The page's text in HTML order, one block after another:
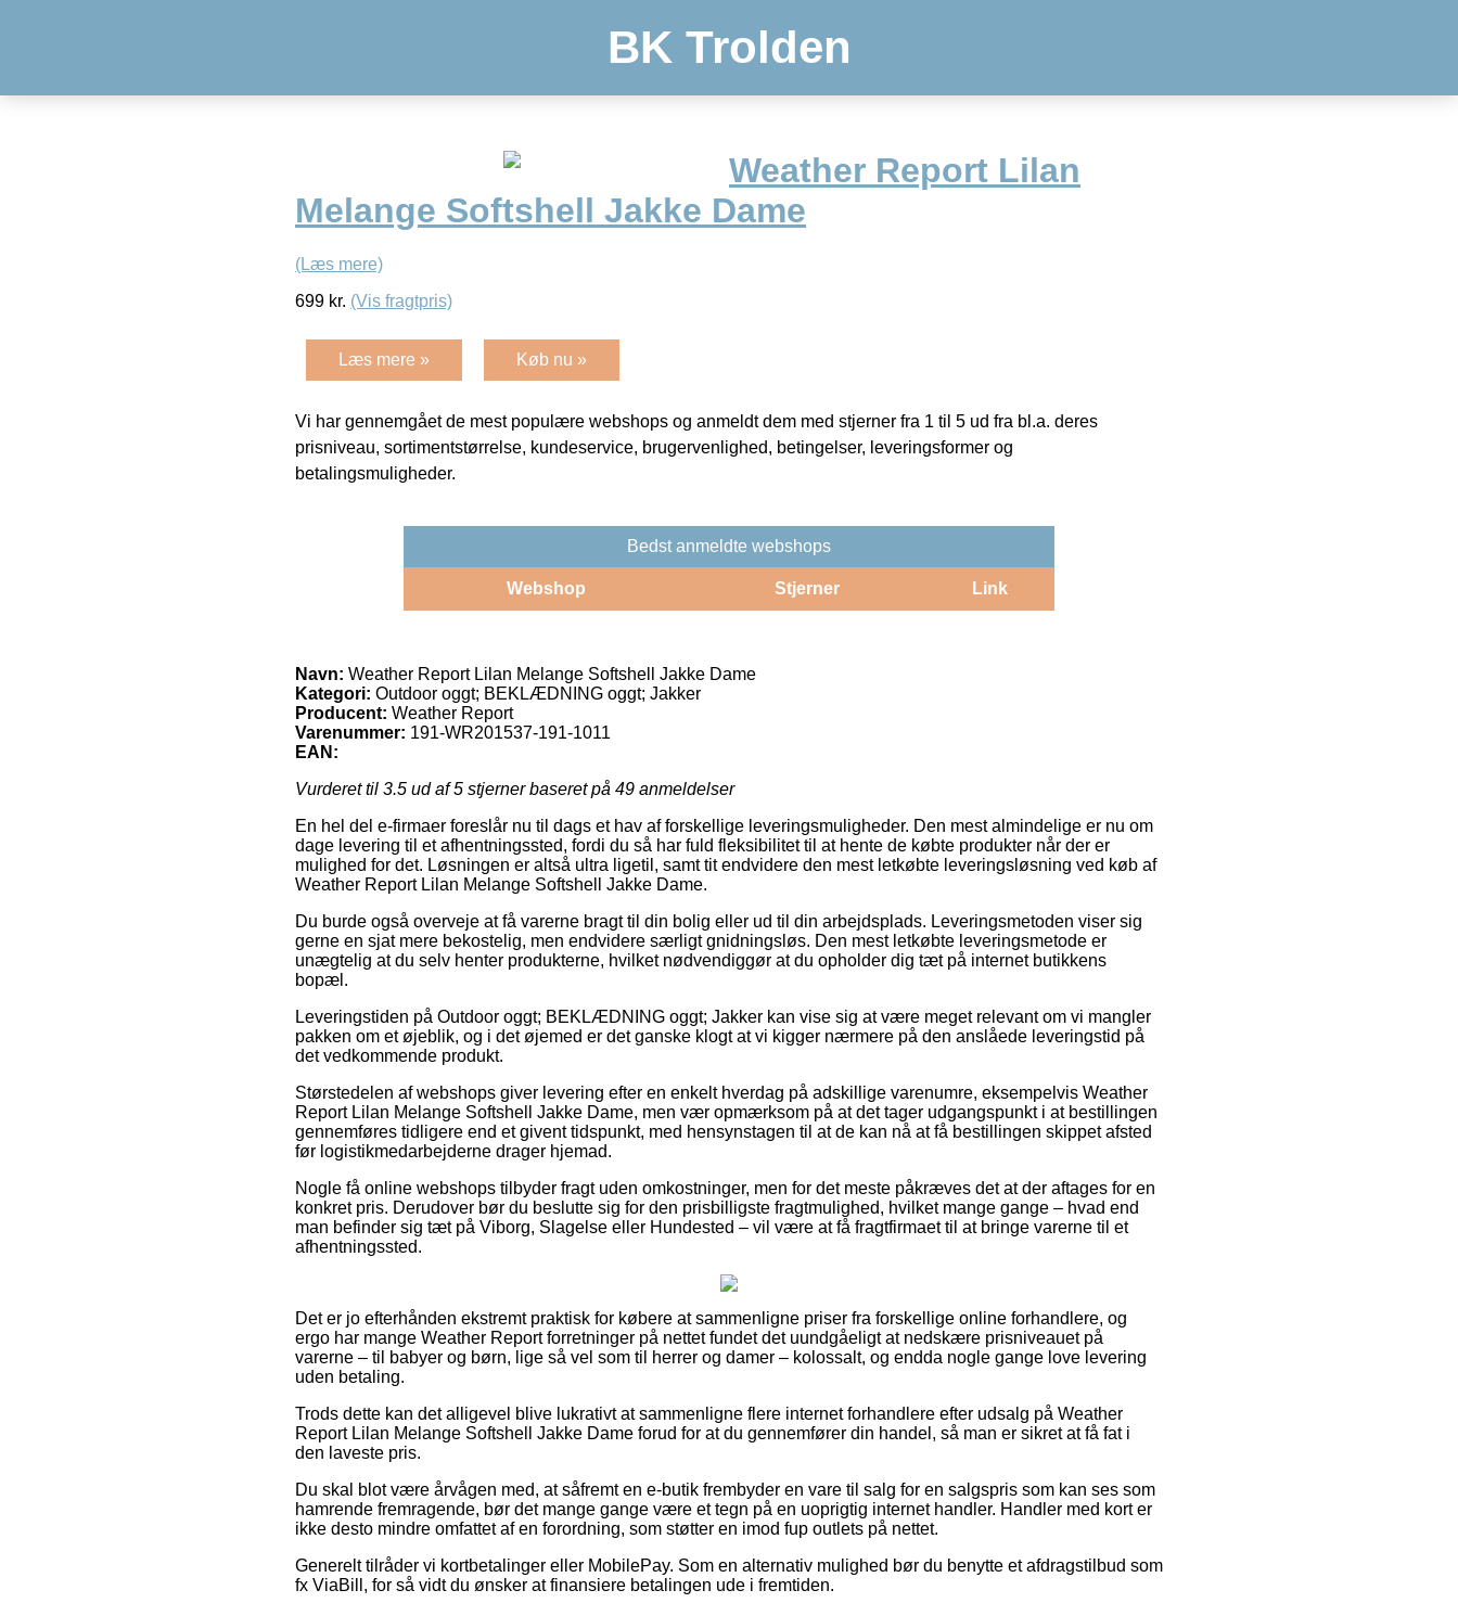
BK Trolden
Weather Report Lilan
Melange Softshell Jakke Dame
(Læs mere)
699 kr. (Vis fragtpris)
Læs mere » Køb nu »
Vi har gennemgået de mest populære webshops og anmeldt dem med stjerner fra 1 til 5 ud fra bl.a. deres
prisniveau, sortimentstørrelse, kundeservice, brugervenlighed, betingelser, leveringsformer og
betalingsmuligheder.
Bedst anmeldte webshops
Webshop Stjerner Link
Navn: Weather Report Lilan Melange Softshell Jakke Dame
Kategori: Outdoor oggt; BEKLÆDNING oggt; Jakker
Producent: Weather Report
Varenummer: 191-WR201537-191-1011
EAN:
Vurderet til 3.5 ud af 5 stjerner baseret på 49 anmeldelser
En hel del e-firmaer foreslår nu til dags et hav af forskellige leveringsmuligheder. Den mest almindelige er nu om
dage levering til et afhentningssted, fordi du så har fuld fleksibilitet til at hente de købte produkter når der er
mulighed for det. Løsningen er altså ultra ligetil, samt tit endvidere den mest letkøbte leveringsløsning ved køb af
Weather Report Lilan Melange Softshell Jakke Dame.
Du burde også overveje at få varerne bragt til din bolig eller ud til din arbejdsplads. Leveringsmetoden viser sig
gerne en sjat mere bekostelig, men endvidere særligt gnidningsløs. Den mest letkøbte leveringsmetode er
unægtelig at du selv henter produkterne, hvilket nødvendiggør at du opholder dig tæt på internet butikkens
bopæl.
Leveringstiden på Outdoor oggt; BEKLÆDNING oggt; Jakker kan vise sig at være meget relevant om vi mangler
pakken om et øjeblik, og i det øjemed er det ganske klogt at vi kigger nærmere på den anslåede leveringstid på
det vedkommende produkt.
Størstedelen af webshops giver levering efter en enkelt hverdag på adskillige varenumre, eksempelvis Weather
Report Lilan Melange Softshell Jakke Dame, men vær opmærksom på at det tager udgangspunkt i at bestillingen
gennemføres tidligere end et givent tidspunkt, med hensynstagen til at de kan nå at få bestillingen skippet afsted
før logistikmedarbejderne drager hjemad.
Nogle få online webshops tilbyder fragt uden omkostninger, men for det meste påkræves det at der aftages for en
konkret pris. Derudover bør du beslutte sig for den prisbilligste fragtmulighed, hvilket mange gange – hvad end
man befinder sig tæt på Viborg, Slagelse eller Hundested – vil være at få fragtfirmaet til at bringe varerne til et
afhentningssted.
Det er jo efterhånden ekstremt praktisk for købere at sammenligne priser fra forskellige online forhandlere, og
ergo har mange Weather Report forretninger på nettet fundet det uundgåeligt at nedskære prisniveauet på
varerne – til babyer og børn, lige så vel som til herrer og damer – kolossalt, og endda nogle gange love levering
uden betaling.
Trods dette kan det alligevel blive lukrativt at sammenligne flere internet forhandlere efter udsalg på Weather
Report Lilan Melange Softshell Jakke Dame forud for at du gennemfører din handel, så man er sikret at få fat i
den laveste pris.
Du skal blot være årvågen med, at såfremt en e-butik frembyder en vare til salg for en salgspris som kan ses som
hamrende fremragende, bør det mange gange være et tegn på en uoprigtig internet handler. Handler med kort er
ikke desto mindre omfattet af en forordning, som støtter en imod fup outlets på nettet.
Generelt tilråder vi kortbetalinger eller MobilePay. Som en alternativ mulighed bør du benytte et afdragstilbud som
fx ViaBill, for så vidt du ønsker at finansiere betalingen ude i fremtiden.